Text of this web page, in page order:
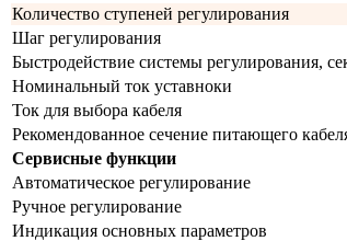
Количество ступеней регулирования
Шаг регулирования
Быстродействие системы регулирования,
Номинальный ток уставноки
Ток для выбора кабеля
Рекомендованное сечение питающего
Сервисные функции
Автоматическое регулирование
Ручное регулирование
Индикация основных параметров